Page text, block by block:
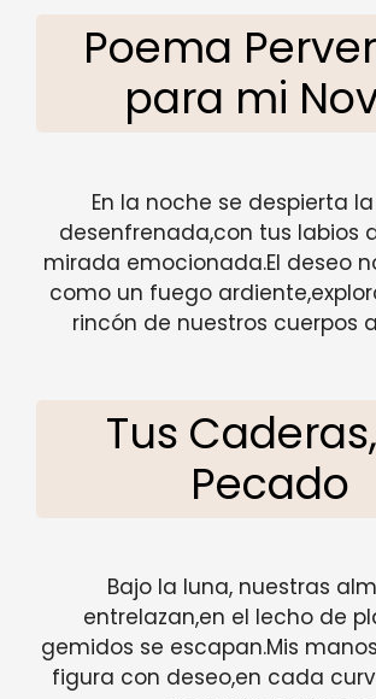
Poema
para mi
En la noche se despierta
desenfrenada,con tus labios
mirada emocionada.El deseo
como un fuego
rincón de nuestros cuerpos
Tus
Pecado
Bajo la luna, nuestras
entrelazan,en el lecho de
gemidos se escapan.Mis
figura con deseo,en cada